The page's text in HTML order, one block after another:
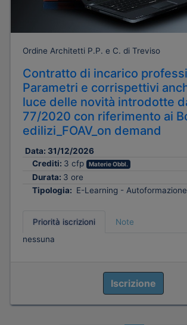
Ordine Architetti P.P. e C. di Treviso
Contratto di incarico
Parametri e corrispettivi
luce delle novità introdotte
77/2020 con riferimento ai
edilizi_FOAV_on demand
Data: 31/12/2026
Crediti: 3 cfp Materie Obbl.
Durata: 3 ore
Tipologia: E-Learning - Autoformazione
Priorità iscrizioni
Note
nessuna
Iscrizione